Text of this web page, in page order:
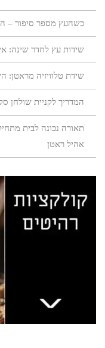
כשהעץ מספר סיפור –
שידות עץ לחדר שינה:
שידת טלוויזיה מראטן:
המדריך לקניית שולחן
תאורה נכונה לבית
אהיל ראטן